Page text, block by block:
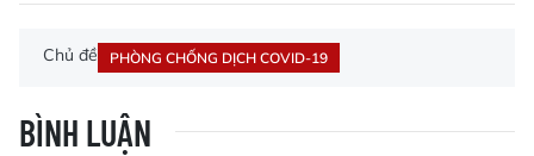
Chủ đề PHÒNG CHỐNG DỊCH COVID-19
BÌNH LUẬN